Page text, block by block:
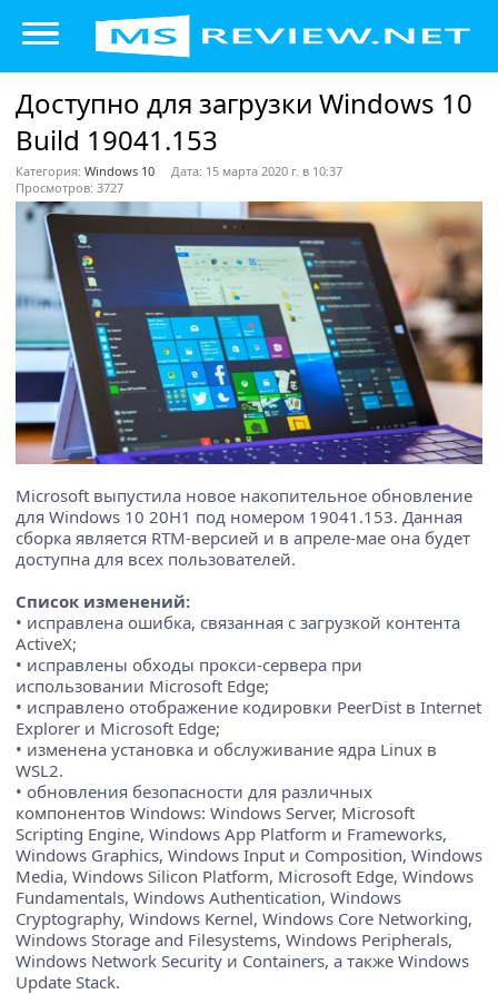
Доступно для загрузки Windows 10
Build 19041.153
Категория: Windows 10
Дата: 15 марта 2020 г. в 10:37
Просмотров: 3727
Microsoft выпустила новое накопительное обновление
для Windows 10 20H1 под номером 19041.153. Данная
сборка является RTM-версией и в апреле-мае она будет
доступна для всех пользователей.
Список изменений:
• исправлена ошибка, связанная с загрузкой контента
ActiveX;
• исправлены обходы прокси-сервера при
использовании Microsoft Edge;
• исправлено отображение кодировки PeerDist в Internet
Explorer и Microsoft Edge;
• изменена установка и обслуживание ядра Linux в
WSL2.
• обновления безопасности для различных
компонентов Windows: Windows Server, Microsoft
Scripting Engine, Windows App Platform и Frameworks,
Windows Graphics, Windows Input и Composition, Windows
Media, Windows Silicon Platform, Microsoft Edge, Windows
Fundamentals, Windows Authentication, Windows
Cryptography, Windows Kernel, Windows Core Networking,
Windows Storage and Filesystems, Windows Peripherals,
Windows Network Security и Containers, а также Windows
Update Stack.